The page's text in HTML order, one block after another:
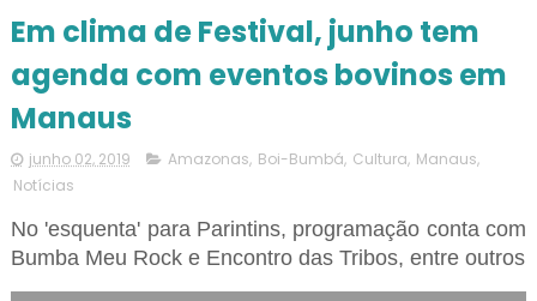
Em clima de Festival, junho tem
agenda com eventos bovinos em
Manaus
junho 02, 2019 Amazonas, Boi-Bumbá, Cultura, Manaus,
Notícias
No 'esquenta' para Parintins, programação conta com
Bumba Meu Rock e Encontro das Tribos, entre outros